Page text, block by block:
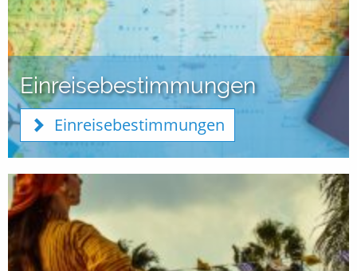
Einreisebestimmungen
Einreisebestimmungen